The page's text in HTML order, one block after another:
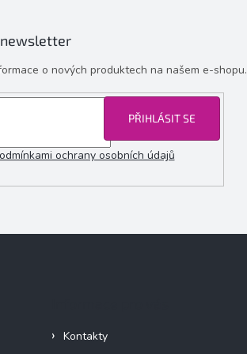
o nových produktech na našem e-shopu.
ochrany osobních údajů
PŘIHLÁSIT SE
Kontakty